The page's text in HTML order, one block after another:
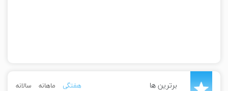
برترین ها هفتگی ماهانه سالانه